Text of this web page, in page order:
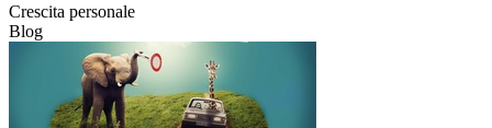
Crescita personale
Blog